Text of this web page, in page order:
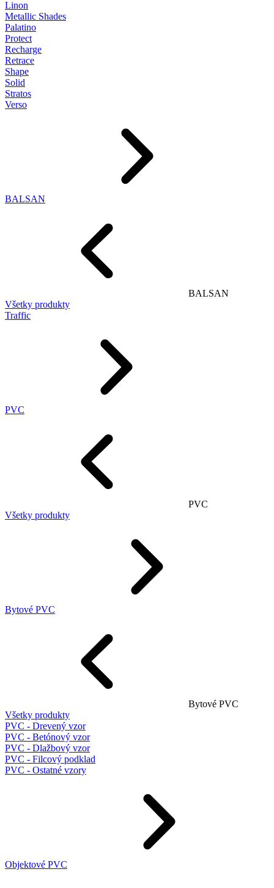
Linon
Metallic Shades
Palatino
Protect
Recharge
Retrace
Shape
Solid
Stratos
Verso
BALSAN
BALSAN
Všetky produkty
Traffic
PVC
PVC
Všetky produkty
Bytové PVC
Bytové PVC
Všetky produkty
PVC - Drevený vzor
PVC - Betónový vzor
PVC - Dlažbový vzor
PVC - Filcový podklad
PVC - Ostatné vzory
Objektové PVC